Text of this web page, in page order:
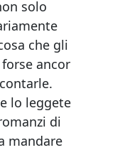
solo
che gli
ancor
lo leggete
di
mandare